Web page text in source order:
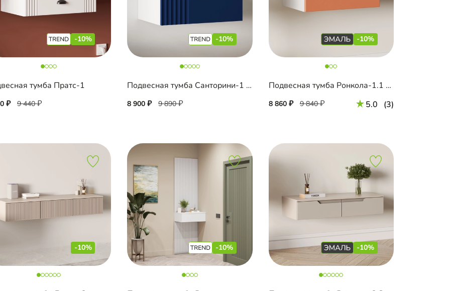
-10%
тумба Пратс-1
9 440
-10%
Подвесная тумба Санторини-1 Лайф
8 900 9 890
-10%
Подвесная тумба Ронкола-1.1 Эмаль
8 860 9 840 5.0 (3)
-10% -10% -10%